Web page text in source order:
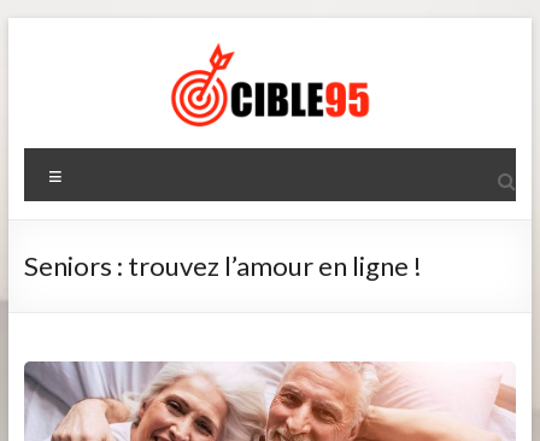
Cible95
Seniors : trouvez l’amour en ligne !